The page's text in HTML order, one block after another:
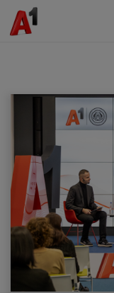
МК SQ
Приватни
Поддршка
Надополни